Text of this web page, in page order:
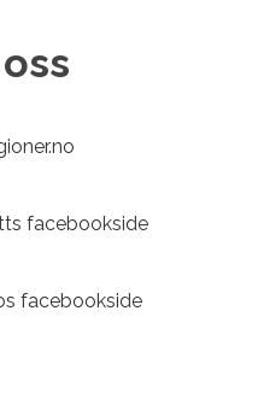
facebookside
facebookside